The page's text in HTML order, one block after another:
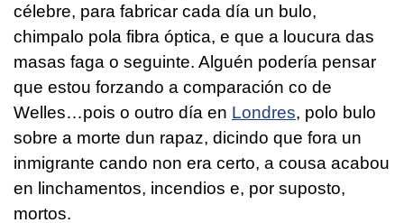
célebre, para fabricar cada día un bulo,
chimpalo pola fibra óptica, e que a loucura das
masas faga o seguinte. Alguén podería pensar
que estou forzando a comparación co de
Welles…pois o outro día en Londres, polo bulo
sobre a morte dun rapaz, dicindo que fora un
inmigrante cando non era certo, a cousa acabou
en linchamentos, incendios e, por suposto,
mortos.